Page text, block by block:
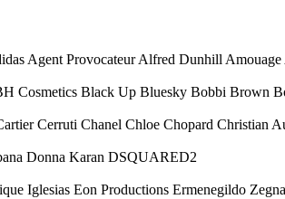
Agent Provocateur Alfred Dunhill
Cosmetics Black Up Bluesky Bobbi
Cerruti Chanel Chloe Chopard
Donna Karan DSQUARED2
Iglesias Eon Productions Ermenegildo